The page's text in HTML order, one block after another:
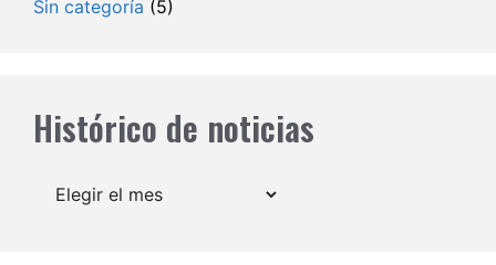
Sin categoría (5)
Histórico de noticias
Archivos